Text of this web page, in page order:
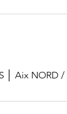
│ Aix NORD /